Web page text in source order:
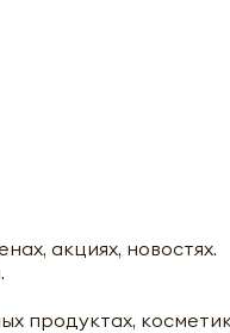
акциях, новостях.
продуктах,